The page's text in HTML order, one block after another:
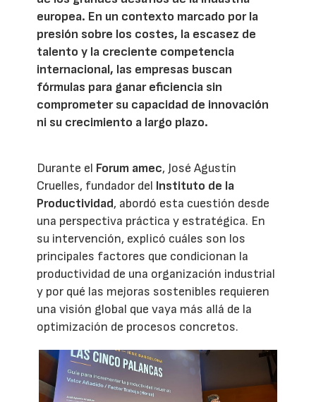
europea. En un contexto marcado por la
presión sobre los costes, la escasez de
talento y la creciente competencia
internacional, las empresas buscan
fórmulas para ganar eficiencia sin
comprometer su capacidad de innovación
ni su crecimiento a largo plazo.
Durante el Forum amec, José Agustín
Cruelles, fundador del Instituto de la
Productividad, abordó esta cuestión desde
una perspectiva práctica y estratégica. En
su intervención, explicó cuáles son los
principales factores que condicionan la
productividad de una organización industrial
y por qué las mejoras sostenibles requieren
una visión global que vaya más allá de la
optimización de procesos concretos.